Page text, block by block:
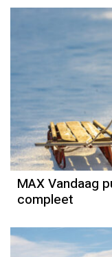
MAX Vandaag
compleet